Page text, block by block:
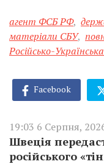
агент ФСБ РФ,
матеріали СБУ,
Російсько-
Facebook
19:03 6 Серпня,
Швеція
російського